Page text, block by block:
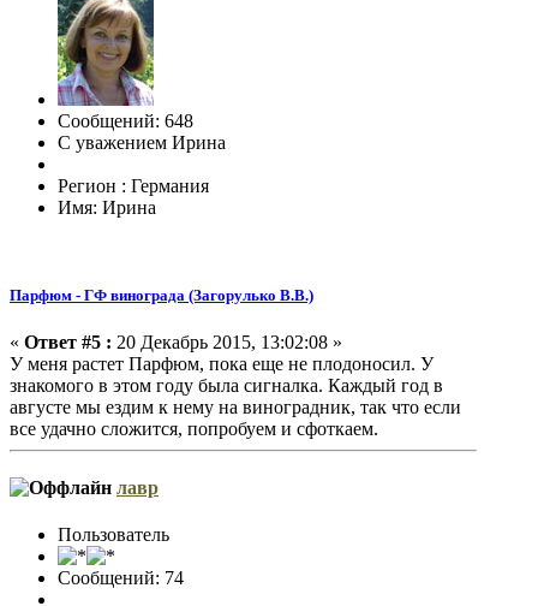
Сообщений: 648
С уважением Ирина
Регион : Германия
Имя: Ирина
Парфюм - ГФ винограда (Загорулько В.В.)
« Ответ #5 : 20 Декабрь 2015, 13:02:08 »
У меня растет Парфюм, пока еще не плодоносил. У
знакомого в этом году была сигналка. Каждый год в
августе мы ездим к нему на виноградник, так что если
все удачно сложится, попробуем и сфоткаем.
лавр
Пользователь
Сообщений: 74